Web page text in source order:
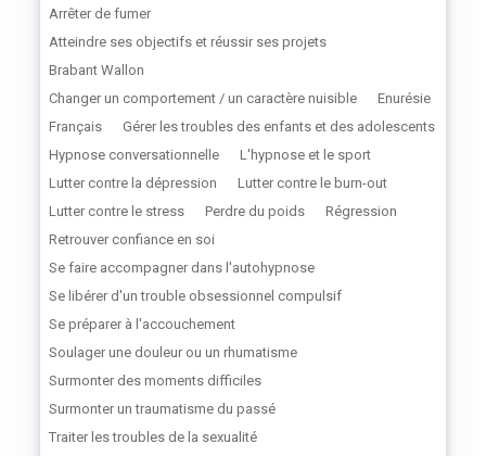
Arrêter de fumer
Atteindre ses objectifs et réussir ses projets
Brabant Wallon
Changer un comportement / un caractère nuisible
Enurésie
Français
Gérer les troubles des enfants et des adolescents
Hypnose conversationnelle
L'hypnose et le sport
Lutter contre la dépression
Lutter contre le burn-out
Lutter contre le stress
Perdre du poids
Régression
Retrouver confiance en soi
Se faire accompagner dans l'autohypnose
Se libérer d'un trouble obsessionnel compulsif
Se préparer à l'accouchement
Soulager une douleur ou un rhumatisme
Surmonter des moments difficiles
Surmonter un traumatisme du passé
Traiter les troubles de la sexualité